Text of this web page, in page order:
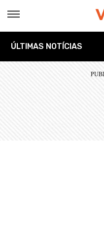
ÚLTIMAS NOTÍCIAS